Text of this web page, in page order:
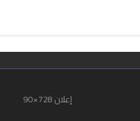
إعلان 728×90